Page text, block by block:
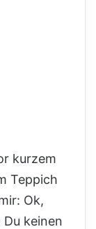
kurzem
Teppich
Ok,
keinen